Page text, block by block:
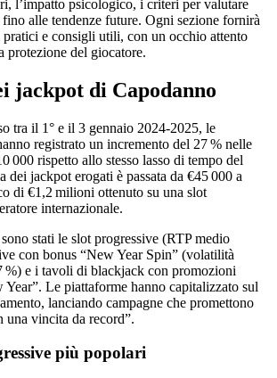
l’impatto psicologico, i criteri per valutare
alle tendenze future. Ogni sezione fornirà
pratici e consigli utili, con un occhio attento
protezione del giocatore.
jackpot di Capodanno
tra il 1° e il 3 gennaio 2024‑2025, le
registrato un incremento del 27 % nelle
000 rispetto allo stesso lasso di tempo del
dei jackpot erogati è passata da €45 000 a
di €1,2 milioni ottenuto su una slot
internazionale.
stati le slot progressive (RTP medio
con bonus “New Year Spin” (volatilità
%) e i tavoli di blackjack con promozioni
Le piattaforme hanno capitalizzato sul
lanciando campagne che promettono
vincita da record”.
più popolari